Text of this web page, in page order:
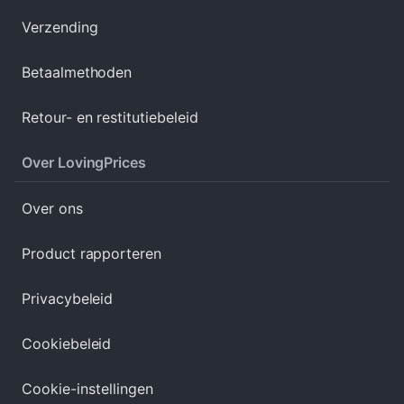
Verzending
Betaalmethoden
Retour- en restitutiebeleid
Over LovingPrices
Over ons
Product rapporteren
Privacybeleid
Cookiebeleid
Cookie-instellingen